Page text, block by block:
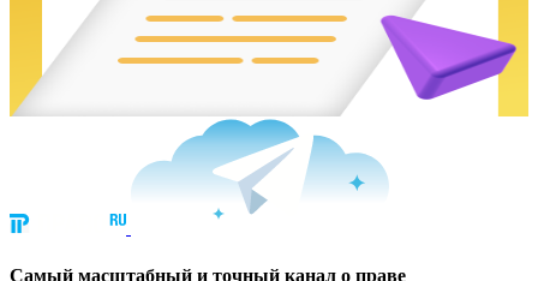
Cамый масштабный и точный канал о праве